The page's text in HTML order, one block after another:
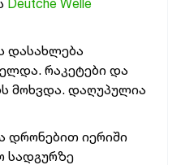
Deutche Welle
დასახლება
რაკეტები და
მოხვდა. დაღუპულია
დრონებით იერიში
სადგურზე